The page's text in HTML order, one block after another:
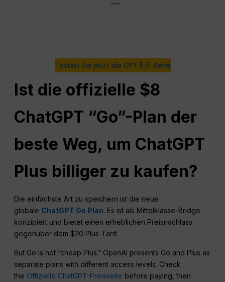
Testen Sie jetzt die GPT 5.6-Serie
Ist die offizielle $8
ChatGPT “Go”-Plan der
beste Weg, um ChatGPT
Plus billiger zu kaufen?
Die einfachste Art zu speichern ist die neue
globale ChatGPT Go Plan. Es ist als Mittelklasse-Bridge
konzipiert und bietet einen erheblichen Preisnachlass
gegenüber dem $20 Plus-Tarif.
But Go is not “cheap Plus.” OpenAI presents Go and Plus as
separate plans with different access levels. Check
the Offizielle ChatGPT-Preisseite before paying, then